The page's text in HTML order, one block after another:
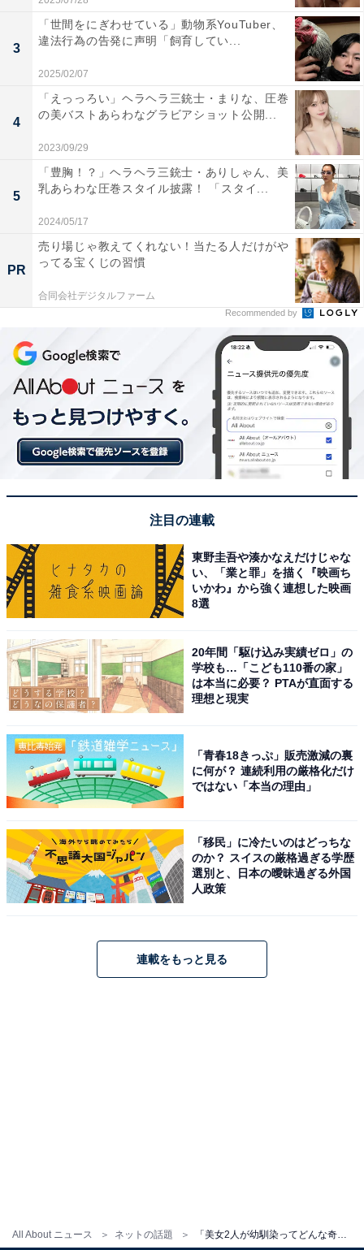
All About ニュース ネットの話題
3
「世間をにぎわせている」動物系YouTuber、
違法行為の告発に声明「飼育してい...
2025/02/07
4
「えっっろい」ヘラヘラ三銃士・まりな、圧巻
の美バストあらわなグラビアショット公開...
2023/09/29
5
「豊胸！？」ヘラヘラ三銃士・ありしゃん、美
乳あらわな圧巻スタイル披露！ 「スタイ...
2024/05/17
PR
売り場じゃ教えてくれない！当たる人だけがや
ってる宝くじの習慣
合同会社デジタルファーム
Recommended by
注目の連載
東野圭吾や湊かなえだけじゃな
い、「業と罪」を描く『映画ち
いかわ』から強く連想した映画
8選
20年間「駆け込み実績ゼロ」の
学校も…「こども110番の家」
は本当に必要？ PTAが直面する
理想と現実
「青春18きっぷ」販売激減の裏
に何が？ 連続利用の厳格化だけ
ではない「本当の理由」
「移民」に冷たいのはどっちな
のか？ スイスの厳格過ぎる学歴
選別と、日本の曖昧過ぎる外国
人政策
連載をもっと見る